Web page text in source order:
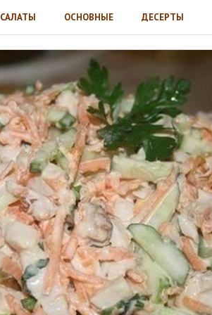
САЛАТЫ ОСНОВНЫЕ ДЕСЕРТЫ